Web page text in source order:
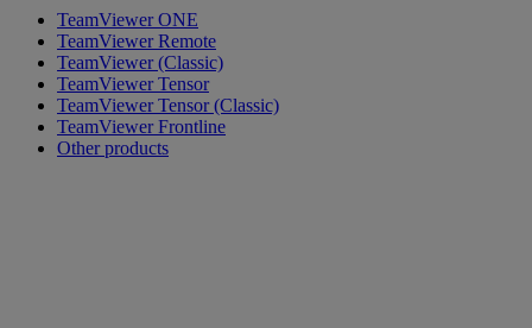
TeamViewer ONE
TeamViewer Remote
TeamViewer (Classic)
TeamViewer Tensor
TeamViewer Tensor (Classic)
TeamViewer Frontline
Other products